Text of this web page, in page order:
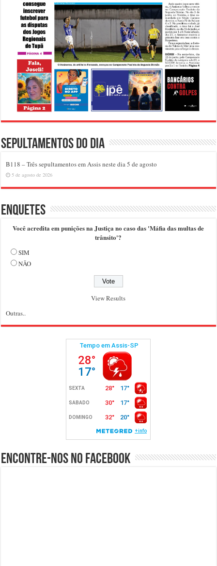
Sepultamentos do dia
B118 – Três sepultamentos em Assis neste dia 5 de agosto
5 de agosto de 2026
Enquetes
Você acredita em punições na Justiça no caso das 'Máfia das multas de
trânsito'?
SIM
NÃO
View Results
Outras..
Encontre-nos no Facebook